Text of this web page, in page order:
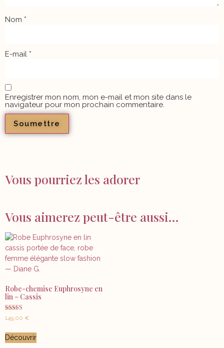
Nom *
E-mail *
Enregistrer mon nom, mon e-mail et mon site dans le
navigateur pour mon prochain commentaire.
Vous pourriez les adorer
Vous aimerez peut-être aussi…
Robe-chemise Euphrosyne en
lin – Cassis
Note
5.00
149,00 €
Découvrir